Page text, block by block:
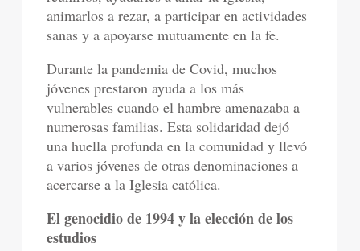
animarlos a rezar, a participar en actividades
sanas y a apoyarse mutuamente en la fe.
Durante la pandemia de Covid, muchos
jóvenes prestaron ayuda a los más
vulnerables cuando el hambre amenazaba a
numerosas familias. Esta solidaridad dejó
una huella profunda en la comunidad y llevó
a varios jóvenes de otras denominaciones a
acercarse a la Iglesia católica.
El genocidio de 1994 y la elección de los
estudios